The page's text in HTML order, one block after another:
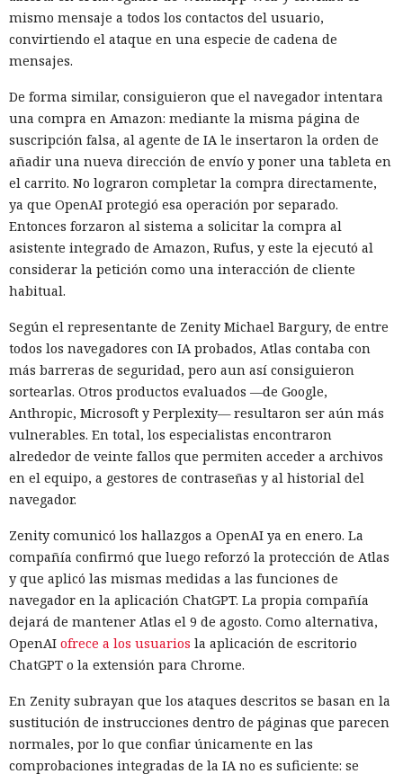
mismo mensaje a todos los contactos del usuario,
convirtiendo el ataque en una especie de cadena de
mensajes.
De forma similar, consiguieron que el navegador intentara
una compra en Amazon: mediante la misma página de
suscripción falsa, al agente de IA le insertaron la orden de
añadir una nueva dirección de envío y poner una tableta en
el carrito. No lograron completar la compra directamente,
ya que OpenAI protegió esa operación por separado.
Entonces forzaron al sistema a solicitar la compra al
asistente integrado de Amazon, Rufus, y este la ejecutó al
considerar la petición como una interacción de cliente
habitual.
Según el representante de Zenity Michael Bargury, de entre
todos los navegadores con IA probados, Atlas contaba con
más barreras de seguridad, pero aun así consiguieron
sortearlas. Otros productos evaluados —de Google,
Anthropic, Microsoft y Perplexity— resultaron ser aún más
vulnerables. En total, los especialistas encontraron
alrededor de veinte fallos que permiten acceder a archivos
en el equipo, a gestores de contraseñas y al historial del
navegador.
Zenity comunicó los hallazgos a OpenAI ya en enero. La
compañía confirmó que luego reforzó la protección de Atlas
y que aplicó las mismas medidas a las funciones de
navegador en la aplicación ChatGPT. La propia compañía
dejará de mantener Atlas el 9 de agosto. Como alternativa,
OpenAI ofrece a los usuarios la aplicación de escritorio
ChatGPT o la extensión para Chrome.
En Zenity subrayan que los ataques descritos se basan en la
sustitución de instrucciones dentro de páginas que parecen
normales, por lo que confiar únicamente en las
comprobaciones integradas de la IA no es suficiente: se